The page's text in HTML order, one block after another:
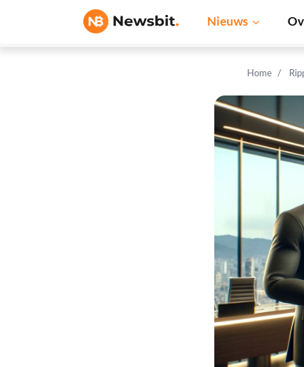
Nieuws
Home